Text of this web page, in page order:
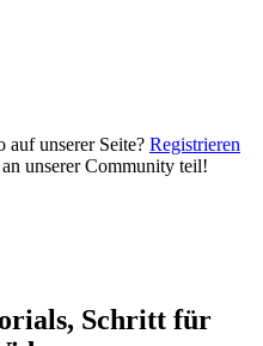
auf unserer Seite? Registrieren
unserer Community teil!
Schritt für